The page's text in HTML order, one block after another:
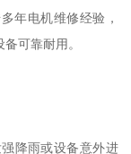
年电机维修经验，
可靠耐用。
降雨或设备意外进